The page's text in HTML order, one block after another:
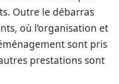
Outre le débarras
où l’organisation et
sont pris
prestations sont